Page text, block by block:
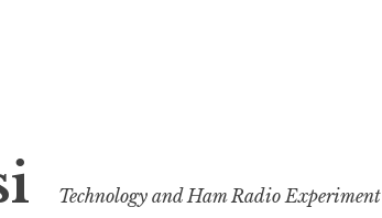
Technology and Ham Radio Experiment